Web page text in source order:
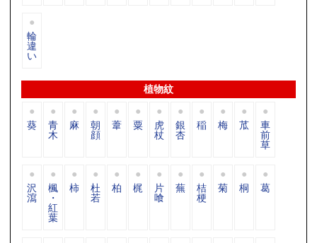
輪
違
い
植物紋
葵 青
木
麻 朝
顔
葦 粟 虎
杖
銀
杏
稲 梅 苽 車
前
草
沢
瀉
楓
・
紅
葉
柿 杜
若
柏 梶 片
喰
蕪 桔
梗
菊 桐 葛